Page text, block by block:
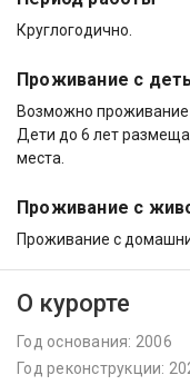
Круглогодично.
Проживание с
Возможно проживание
Дети до 6 лет
места.
Проживание с
Проживание с
О курорте
Год основания: 2006
Год реконструкции: